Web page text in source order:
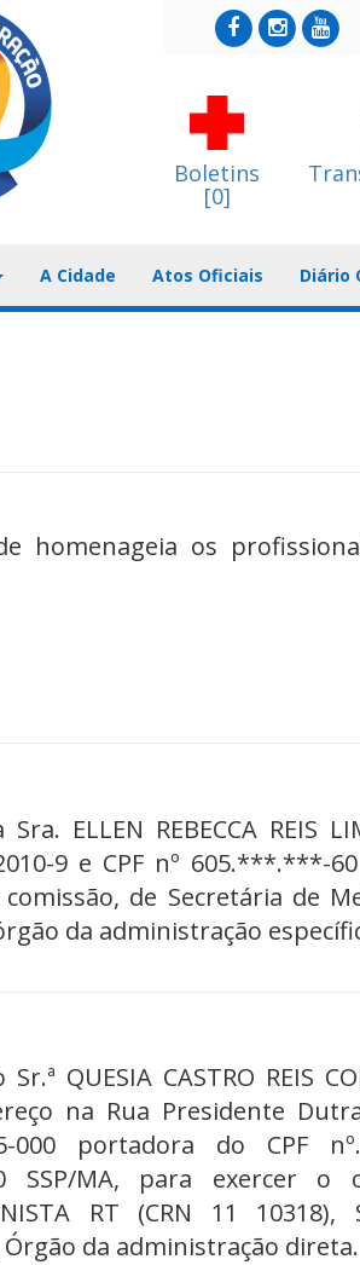
Boletins
[0]
A Cidade Atos Oficiais Diário
homenageia os
ELLEN REBECCA REIS
9 e CPF nº 605.***.***-
de Secretária de
da administração
QUESIA CASTRO REIS
na Rua Presidente
000 portadora do CPF
SSP/MA, para exercer
RT (CRN 11
Órgão da administração direta.